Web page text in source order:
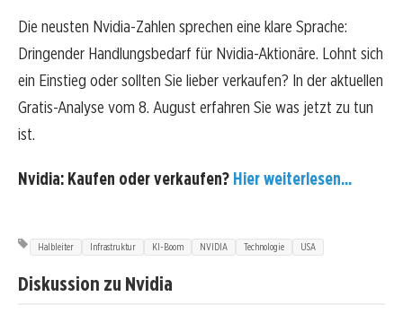
Die neusten Nvidia-Zahlen sprechen eine klare Sprache:
Dringender Handlungsbedarf für Nvidia-Aktionäre. Lohnt sich
ein Einstieg oder sollten Sie lieber verkaufen? In der aktuellen
Gratis-Analyse vom 8. August erfahren Sie was jetzt zu tun
ist.
Nvidia: Kaufen oder verkaufen? Hier weiterlesen...
Halbleiter Infrastruktur KI-Boom NVIDIA Technologie USA
Diskussion zu Nvidia